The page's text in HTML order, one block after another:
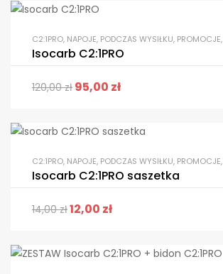
C2:1PRO, NAPOJE, PODCZAS WYSIŁKU, PROMOCJE,
Isocarb C2:1PRO
120,00zł 95,00 zł
C2:1PRO, NAPOJE, PODCZAS WYSIŁKU, PROMOCJE,
Isocarb C2:1PRO saszetka
14,00zł12,00 zł